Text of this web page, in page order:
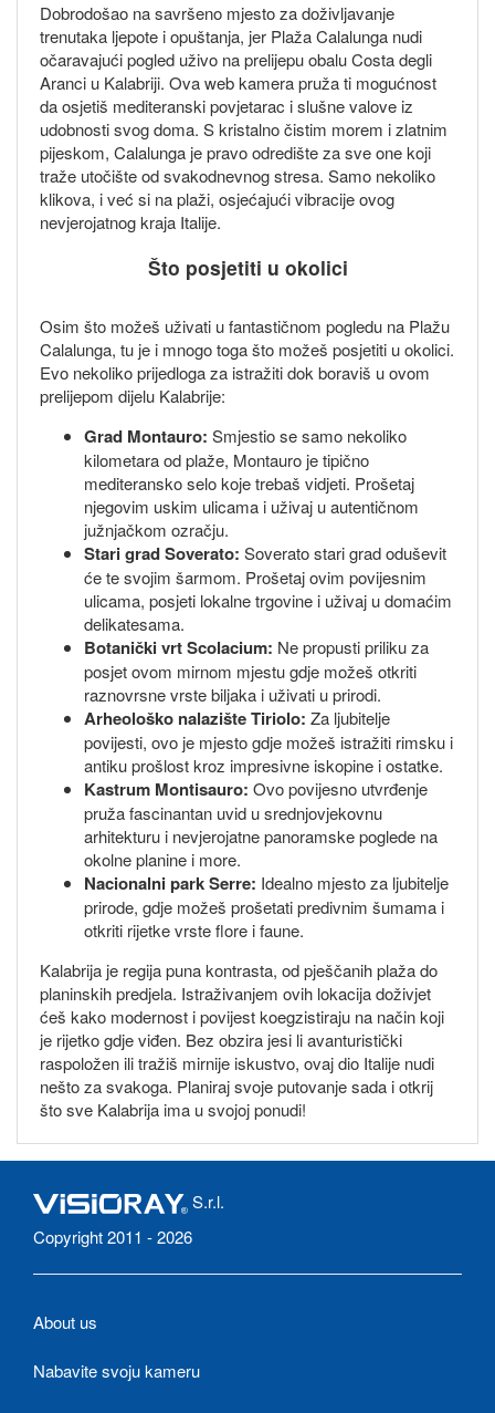
Dobrodošao na savršeno mjesto za doživljavanje
trenutaka ljepote i opuštanja, jer Plaža Calalunga nudi
očaravajući pogled uživo na prelijepu obalu Costa degli
Aranci u Kalabriji. Ova web kamera pruža ti mogućnost
da osjetiš mediteranski povjetarac i slušne valove iz
udobnosti svog doma. S kristalno čistim morem i zlatnim
pijeskom, Calalunga je pravo odredište za sve one koji
traže utočište od svakodnevnog stresa. Samo nekoliko
klikova, i već si na plaži, osjećajući vibracije ovog
nevjerojatnog kraja Italije.
Što posjetiti u okolici
Osim što možeš uživati u fantastičnom pogledu na Plažu
Calalunga, tu je i mnogo toga što možeš posjetiti u okolici.
Evo nekoliko prijedloga za istražiti dok boraviš u ovom
prelijepom dijelu Kalabrije:
Grad Montauro: Smjestio se samo nekoliko
kilometara od plaže, Montauro je tipično
mediteransko selo koje trebaš vidjeti. Prošetaj
njegovim uskim ulicama i uživaj u autentičnom
južnjačkom ozračju.
Stari grad Soverato: Soverato stari grad oduševit
će te svojim šarmom. Prošetaj ovim povijesnim
ulicama, posjeti lokalne trgovine i uživaj u domaćim
delikatesama.
Botanički vrt Scolacium: Ne propusti priliku za
posjet ovom mirnom mjestu gdje možeš otkriti
raznovrsne vrste biljaka i uživati u prirodi.
Arheološko nalazište Tiriolo: Za ljubitelje
povijesti, ovo je mjesto gdje možeš istražiti rimsku i
antiku prošlost kroz impresivne iskopine i ostatke.
Kastrum Montisauro: Ovo povijesno utvrđenje
pruža fascinantan uvid u srednjovjekovnu
arhitekturu i nevjerojatne panoramske poglede na
okolne planine i more.
Nacionalni park Serre: Idealno mjesto za ljubitelje
prirode, gdje možeš prošetati predivnim šumama i
otkriti rijetke vrste flore i faune.
Kalabrija je regija puna kontrasta, od pješčanih plaža do
planinskih predjela. Istraživanjem ovih lokacija doživjet
ćeš kako modernost i povijest koegzistiraju na način koji
je rijetko gdje viđen. Bez obzira jesi li avanturistički
raspoložen ili tražiš mirnije iskustvo, ovaj dio Italije nudi
nešto za svakoga. Planiraj svoje putovanje sada i otkrij
što sve Kalabrija ima u svojoj ponudi!
S.r.l.
Copyright 2011 - 2026
About us
Nabavite svoju kameru